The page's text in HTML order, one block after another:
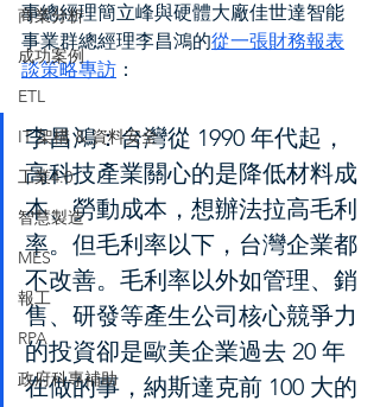
商業分析
成功案例
ETL
IT 架構 & 資料安全
工業4.0
智慧製造
MES
報工
RPA
政府科專補助
事總經理簡立峰與硬體大廠佳世達智能
事業群總經理李昌鴻的從一張財務報表
談策略專訪 ：
李昌鴻：台灣從 1990 年代起，
高科技產業關心的是降低材料成
本、勞動成本，想辦法拉高毛利
率。但毛利率以下，台灣企業都
不改善。毛利率以外如管理、銷
售、研發等產生公司核心競爭力
的投資卻是歐美企業過去 20 年
在做的事，納斯達克前 100 大的